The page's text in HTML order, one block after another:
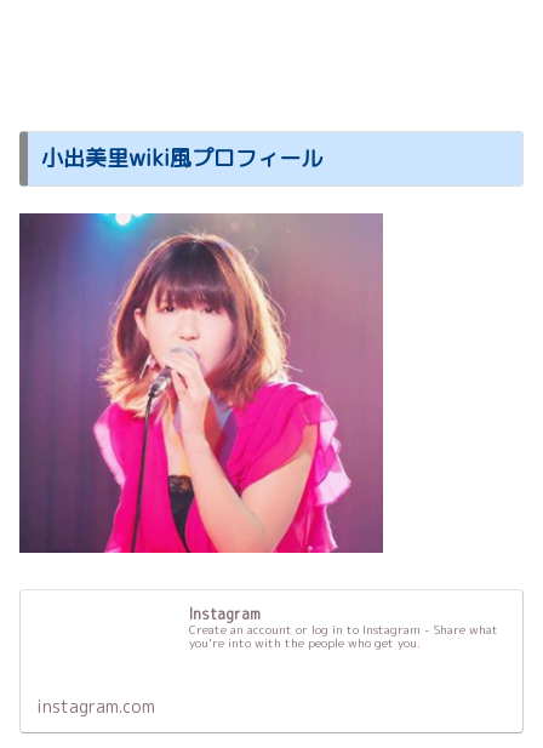
小出美里wiki風プロフィール
Instagram
Create an account or log in to Instagram - Share what
you're into with the people who get you.
instagram.com